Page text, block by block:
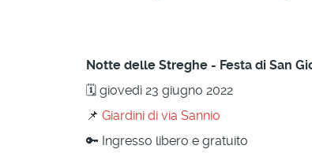
Notte delle Streghe - Festa di San
🗓 giovedì 23 giugno 2022
📌 Giardini di via Sannio
🔑 Ingresso libero e gratuito